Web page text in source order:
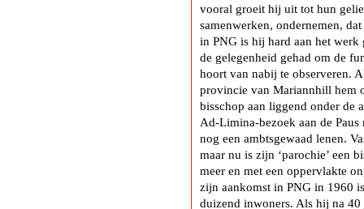
vooral groeit hij uit tot hun
samenwerken, ondernemen,
in PNG is hij hard aan het
de gelegenheid gehad om de
hoort van nabij te observeren.
provincie van Mariannhill hem
bisschop aan liggend onder de
Ad-Limina-bezoek aan de
nog een ambtsgewaad lenen.
maar nu is zijn ‘parochie’ een
meer en met een oppervlakte
zijn aankomst in PNG in 1960
duizend inwoners. Als hij na